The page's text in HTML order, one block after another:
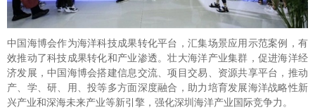
中国海博会作为海洋科技成果转化平台，汇集场景应用示范案例，有
效推动了科技成果转化和产业渗透。壮大海洋产业集群，促进海洋经
济发展，中国海博会搭建信息交流、项目交易、资源共享平台，推动
产、学、研、用、投等多方面深度融合，助力培育发展海洋战略性新
兴产业和深海未来产业等新引擎，强化深圳海洋产业国际竞争力。